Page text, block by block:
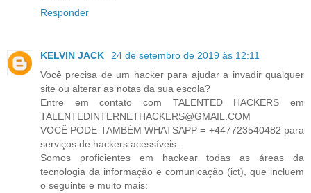
Responder
KELVIN JACK
24 de setembro de 2019 às 12:11
Você precisa de um hacker para ajudar a invadir qualquer
site ou alterar as notas da sua escola?
Entre em contato com TALENTED HACKERS em
TALENTEDINTERNETHACKERS@GMAIL.COM
VOCÊ PODE TAMBÉM WHATSAPP = +447723540482 para
serviços de hackers acessíveis.
Somos proficientes em hackear todas as áreas da
tecnologia da informação e comunicação (ict), que incluem
o seguinte e muito mais: